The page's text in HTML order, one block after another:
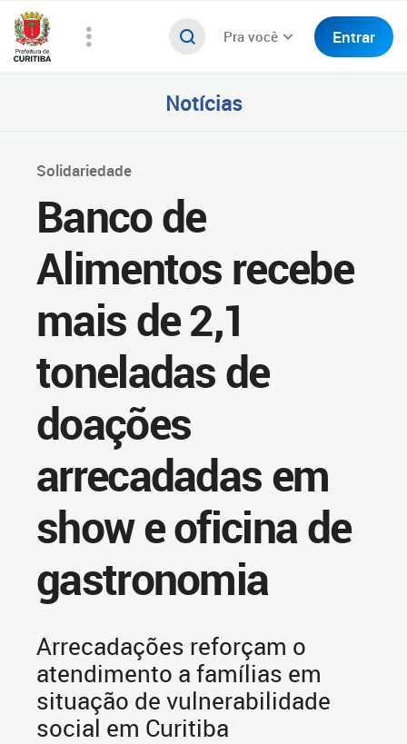
Pra você Entrar
Notícias
Solidariedade
Banco de
Alimentos recebe
mais de 2,1
toneladas de
doações
arrecadadas em
show e oficina de
gastronomia
Arrecadações reforçam o
atendimento a famílias em
situação de vulnerabilidade
social em Curitiba